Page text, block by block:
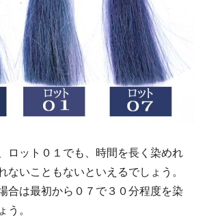
ロット０１でも、時間を長く染めれ
ないこともないといえるでしょう。
合は最初から０７で３０分程度を染
。